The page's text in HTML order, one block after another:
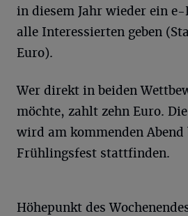
in diesem Jahr wieder ein
alle Interessierten geben
Euro).
Wer direkt in beiden
möchte, zahlt zehn Euro.
wird am kommenden Abend
Frühlingsfest stattfinden.
Höhepunkt des